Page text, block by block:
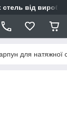
стель від
для натяжної